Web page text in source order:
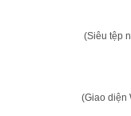
(Siêu tệp
(Giao diện